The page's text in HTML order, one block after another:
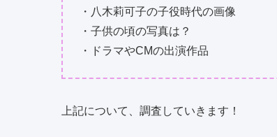
・八木莉可子の子役時代の画像
・子供の頃の写真は？
・ドラマやCMの出演作品
上記について、調査していきます！